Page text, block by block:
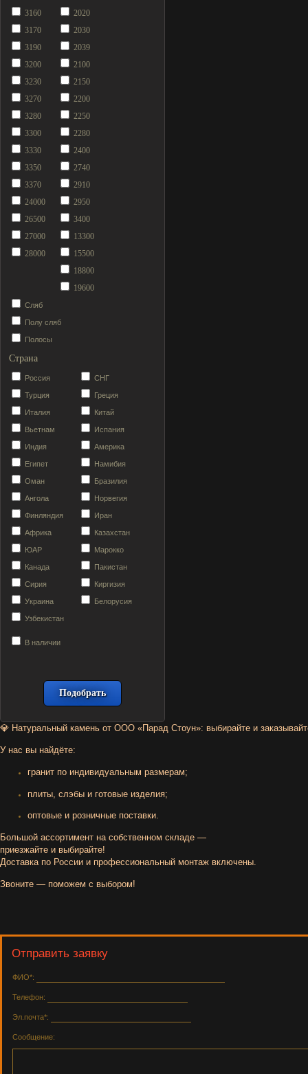
3160
3170
3190
3200
3230
3270
3280
3300
3330
3350
3370
24000
26500
27000
28000
2020
2030
2039
2100
2150
2200
2250
2280
2400
2740
2910
2950
3400
13300
15500
18800
19600
Сляб
Полу сляб
Полосы
Страна
Россия СНГ
Турция Греция
Италия Китай
Вьетнам Испания
Индия Америка
Египет Намибия
Оман Бразилия
Ангола Норвегия
Финляндия Иран
Африка Казахстан
ЮАР Марокко
Канада Пакистан
Сирия Киргизия
Украина Белорусия
Узбекистан
В наличии
💎 Натуральный камень от ООО «Парад Стоун»: выбирайте и
Унас вы найдёте:
гранит по индивидуальным размерам;
плиты, слэбы и готовые изделия;
оптовые и розничные поставки.
Большой ассортимент насобственном складе —
приезжайте и выбирайте!
Доставкапо России и профессиональный монтаж включены.
Звоните — поможем с выбором!
Отправить заявку
ФИО*:
Телефон:
Эл.почта*:
Сообщение: